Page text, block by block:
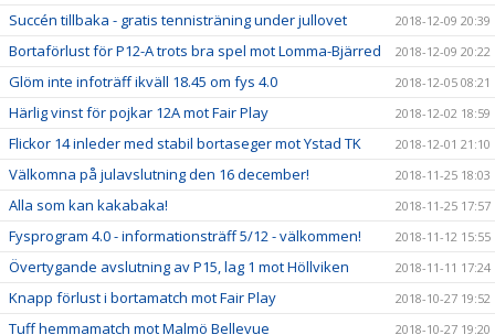
Succén tillbaka - gratis tennisträning under jullovet 2018-12-09 20:39
Bortaförlust för P12-A trots bra spel mot Lomma-Bjärred 2018-12-09 20:22
Glöm inte infoträff ikväll 18.45 om fys 4.0 2018-12-05 08:21
Härlig vinst för pojkar 12A mot Fair Play 2018-12-02 18:59
Flickor 14 inleder med stabil bortaseger mot Ystad TK 2018-12-01 21:10
Välkomna på julavslutning den 16 december! 2018-11-25 18:03
Alla som kan kakabaka! 2018-11-25 17:57
Fysprogram 4.0 - informationsträff 5/12 - välkommen! 2018-11-12 15:55
Övertygande avslutning av P15, lag 1 mot Höllviken 2018-11-11 17:24
Knapp förlust i bortamatch mot Fair Play 2018-10-27 19:52
Tuff hemmamatch mot Malmö Bellevue 2018-10-27 19:20